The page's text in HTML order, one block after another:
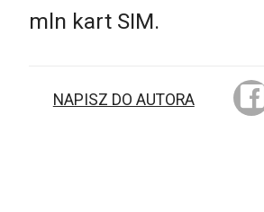
mln kart SIM.
NAPISZ DO AUTORA